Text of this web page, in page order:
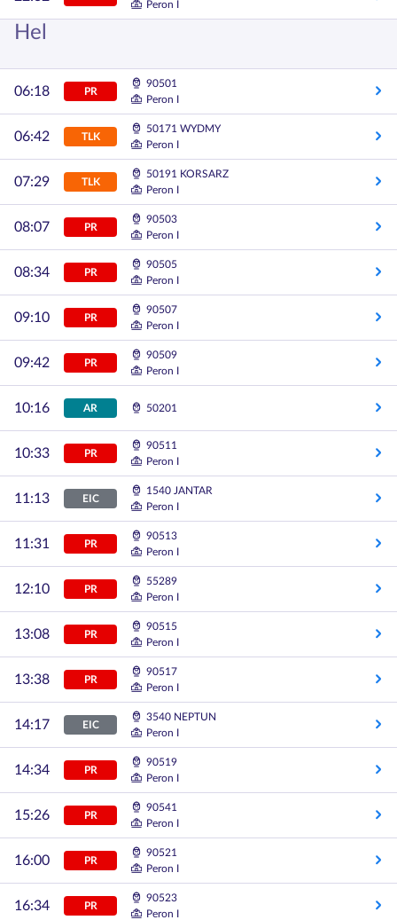
Peron I
Hel
06:18 PR
90501
Peron I
06:42 TLK
50171 WYDMY
Peron I
07:29 TLK
50191 KORSARZ
Peron I
08:07 PR
90503
Peron I
08:34 PR
90505
Peron I
09:10 PR
90507
Peron I
09:42 PR
90509
Peron I
10:16 AR 50201
10:33 PR
90511
Peron I
11:13 EIC
1540 JANTAR
Peron I
11:31 PR
90513
Peron I
12:10 PR
55289
Peron I
13:08 PR
90515
Peron I
13:38 PR
90517
Peron I
14:17 EIC
3540 NEPTUN
Peron I
14:34 PR
90519
Peron I
15:26 PR
90541
Peron I
16:00 PR
90521
Peron I
16:34 PR
90523
Peron I